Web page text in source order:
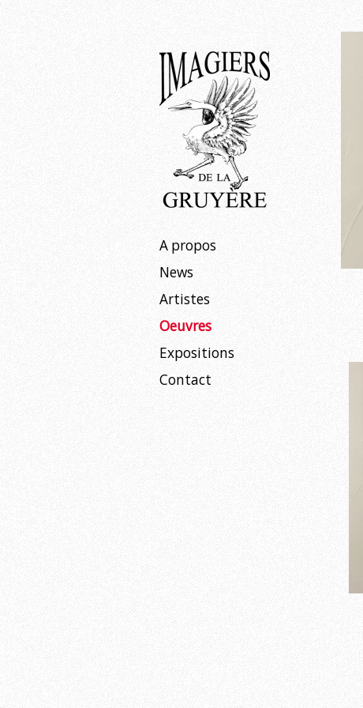
Aller
au
contenu
A propos
News
Artistes
Oeuvres
Expositions
Contact